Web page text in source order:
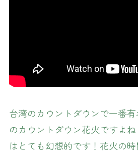
台湾のカウントダウンで一番有
のカウントダウン花火ですよね
はとても幻想的です！花火の